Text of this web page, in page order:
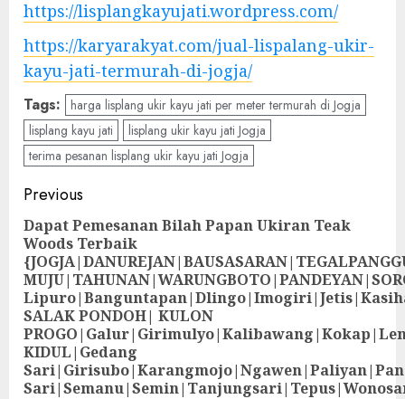
https://lisplangkayujati.wordpress.com/
https://karyarakyat.com/jual-lispalang-ukir-
kayu-jati-termurah-di-jogja/
Tags: harga lisplang ukir kayu jati per meter termurah di Jogja
lisplang kayu jati
lisplang ukir kayu jati Jogja
terima pesanan lisplang ukir kayu jati Jogja
Previous
Dapat Pemesanan Bilah Papan Ukiran Teak
Woods Terbaik
SALAK PONDOH| KULON
KIDUL|Gedang